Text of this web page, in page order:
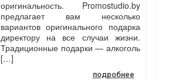
оригинальность. Promostudio.by
предлагает вам несколько
вариантов оригинального подарка
директору на все случаи жизни.
Традиционные подарки — алкоголь
[…]
подробнее